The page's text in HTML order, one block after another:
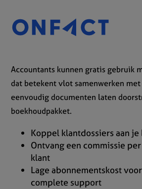
Accountants kunnen gratis gebruik
dat betekent vlot samenwerken
eenvoudig documenten laten
boekhoudpakket.
Koppel klantdossiers aan
Ontvang een commissie
klant
Lage abonnementskost
complete support